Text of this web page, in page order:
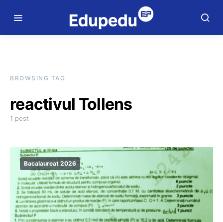
BROWSING TAG
reactivul Tollens
1 post
Bacalaureat 2026